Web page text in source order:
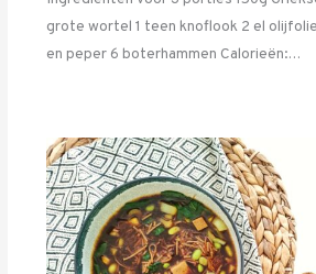
grote wortel 1 teen knoflook 2 el
en peper 6 boterhammen Calorieën:…